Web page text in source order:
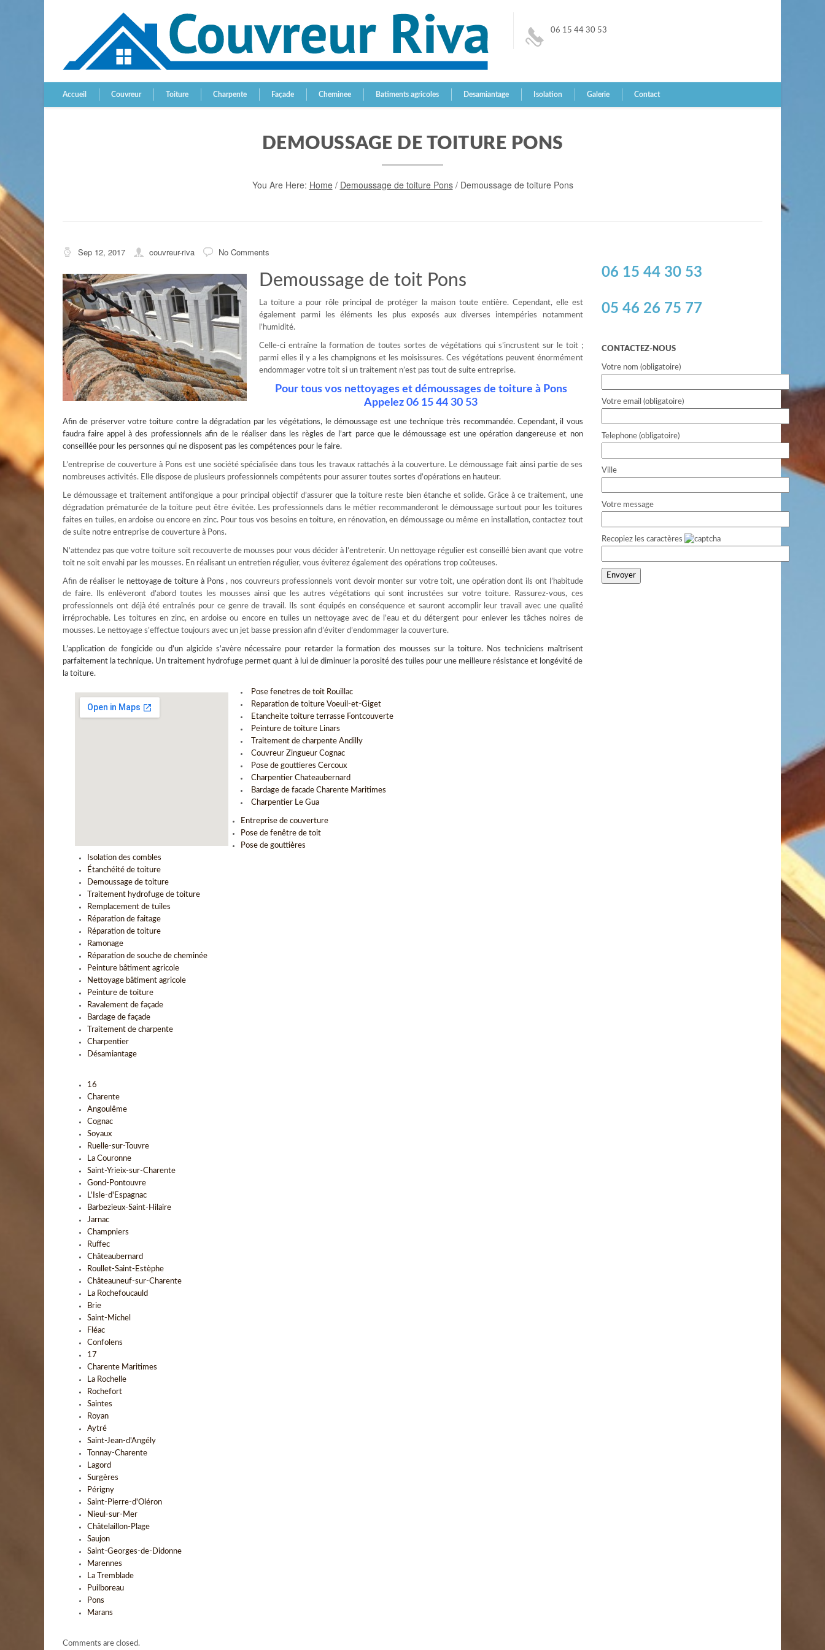
06 15 44 30 53
Accueil Couvreur Toiture Charpente Façade Cheminee Batiments agricoles Desamiantage Isolation Galerie Contact
DEMOUSSAGE DE TOITURE PONS
You Are Here: Home/ Demoussage de toiture Pons/ Demoussage de toiture Pons
Sep 12, 2017 couvreur-riva No Comments
Demoussage de toit Pons
La toiture a pour rôle principal de protéger la maison toute entière. Cependant, elle est
également parmi les éléments les plus exposés aux diverses intempéries notamment
l’humidité.
Celle-ci entraîne la formation de toutes sortes de végétations qui s’incrustent sur le toit ;
parmi elles il y a les champignons et les moisissures. Ces végétations peuvent énormément
endommager votre toit si un traitement n’est pas tout de suite entreprise.
Pour tous vos nettoyages et démoussages de toiture à Pons
Appelez 06 15 44 30 53
Afin de préserver votre toiture contre la dégradation par les végétations, ledémoussageest une technique très recommandée. Cependant, il vous
faudra faire appel à des professionnels afin de le réaliser dans les règles de l’art parce que le démoussage est une opération dangereuse et non
conseillée pour les personnes qui ne disposent pas les compétences pour le faire.
L’entreprise de couverture à Pons est une société spécialisée dans tous les travaux rattachés à la couverture. Le démoussage fait ainsi partie de ses
nombreuses activités. Elle dispose de plusieurs professionnels compétents pour assurer toutes sortes d’opérations en hauteur.
Le démoussage et traitement antifongique a pour principal objectif d’assurer que la toiture reste bien étanche et solide. Grâce à ce traitement, une
dégradation prématurée de la toiture peut être évitée. Les professionnels dans le métier recommanderont le démoussage surtout pour les toitures
faites en tuiles, en ardoise ou encore en zinc. Pour tous vos besoins en toiture, en rénovation, en démoussage ou même en installation, contactez tout
de suite notre entreprise de couverture à Pons.
N’attendez pas que votre toiture soit recouverte de mousses pour vous décider à l’entretenir. Un nettoyage régulier est conseillé bien avant que votre
toit ne soit envahi par les mousses. En réalisant un entretien régulier, vous éviterez également des opérations trop coûteuses.
Afin de réaliser le nettoyage de toiture à Pons , nos couvreurs professionnels vont devoir monter sur votre toit, une opération dont ils ont l’habitude
de faire. Ils enlèveront d’abord toutes les mousses ainsi que les autres végétations qui sont incrustées sur votre toiture. Rassurez-vous, ces
professionnels ont déjà été entraînés pour ce genre de travail. Ils sont équipés en conséquence et sauront accomplir leur travail avec une qualité
irréprochable. Les toitures en zinc, en ardoise ou encore en tuiles un nettoyage avec de l’eau et du détergent pour enlever les tâches noires de
mousses. Le nettoyage s’effectue toujours avec un jet basse pression afin d’éviter d’endommager la couverture.
L’application de fongicideou d’un algicide s’avère nécessaire pour retarder la formation des mousses sur la toiture. Nos techniciens maîtrisent
parfaitement la technique. Un traitement hydrofuge permet quant à lui de diminuer la porosité des tuiles pour une meilleure résistance et longévité de
la toiture.
Pose fenetres de toit Rouillac
Reparation de toiture Voeuil-et-Giget
Etancheite toiture terrasse Fontcouverte
Peinture de toiture Linars
Traitement de charpente Andilly
Couvreur Zingueur Cognac
Pose de gouttieres Cercoux
Charpentier Chateaubernard
Bardage de facade Charente Maritimes
Charpentier Le Gua
Entreprise de couverture
Pose de fenêtre de toit
Pose de gouttières
Isolation des combles
Étanchéité de toiture
Demoussage de toiture
Traitement hydrofuge de toiture
Remplacement de tuiles
Réparation de faitage
Réparation de toiture
Ramonage
Réparation de souche de cheminée
Peinture bâtiment agricole
Nettoyage bâtiment agricole
Peinture de toiture
Ravalement de façade
Bardage de façade
Traitement de charpente
Charpentier
Désamiantage
16
Charente
Angoulême
Cognac
Soyaux
Ruelle-sur-Touvre
La Couronne
Saint-Yrieix-sur-Charente
Gond-Pontouvre
L'Isle-d'Espagnac
Barbezieux-Saint-Hilaire
Jarnac
Champniers
Ruffec
Châteaubernard
Roullet-Saint-Estèphe
Châteauneuf-sur-Charente
La Rochefoucauld
Brie
Saint-Michel
Fléac
Confolens
17
Charente Maritimes
La Rochelle
Rochefort
Saintes
Royan
Aytré
Saint-Jean-d'Angély
Tonnay-Charente
Lagord
Surgères
Périgny
Saint-Pierre-d'Oléron
Nieul-sur-Mer
Châtelaillon-Plage
Saujon
Saint-Georges-de-Didonne
Marennes
La Tremblade
Puilboreau
Pons
Marans
Comments are closed.
06 15 44 30 53
05 46 26 75 77
CONTACTEZ-NOUS
Votre nom (obligatoire)
Votre email (obligatoire)
Telephone (obligatoire)
Ville
Votre message
Recopiez les caractères